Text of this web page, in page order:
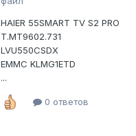
HAIER 55SMART TV S2 PRO
T.MT9602.731
LVU550CSDX
EMMC KLMG1ETD
...
0 ответов